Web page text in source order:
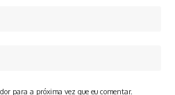
para a próxima vez que eu comentar.